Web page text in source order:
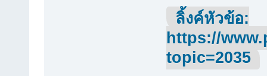
ลิ้งค์หัวข้อ:
https://
topic=2035